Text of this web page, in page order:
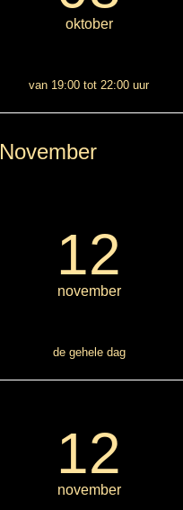
oktober
van 19:00 tot 22:00 uur
November
12
november
de gehele dag
12
november